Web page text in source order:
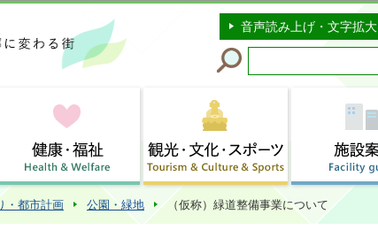
このページの本文へ移動
音声読み上げ・文字拡大
・都市計画 公園・緑地 （仮称）緑道整備事業について